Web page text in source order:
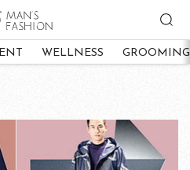
WELLNESS GROOMING